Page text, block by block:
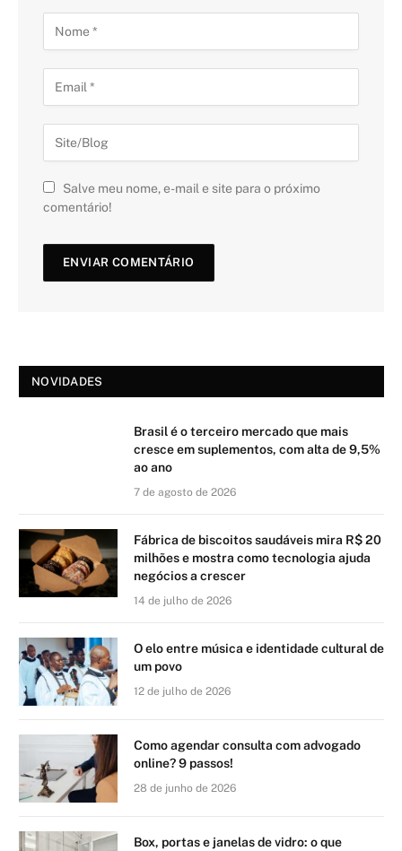
Salve meu nome, e-mail e site para o próximo
comentário!
NOVIDADES
Brasil é o terceiro mercado que mais
cresce em suplementos, com alta de 9,5%
ao ano
7 de agosto de 2026
Fábrica de biscoitos saudáveis mira R$ 20
milhões e mostra como tecnologia ajuda
negócios a crescer
14 de julho de 2026
O elo entre música e identidade cultural de
um povo
12 de julho de 2026
Como agendar consulta com advogado
online? 9 passos!
28 de junho de 2026
Box, portas e janelas de vidro: o que